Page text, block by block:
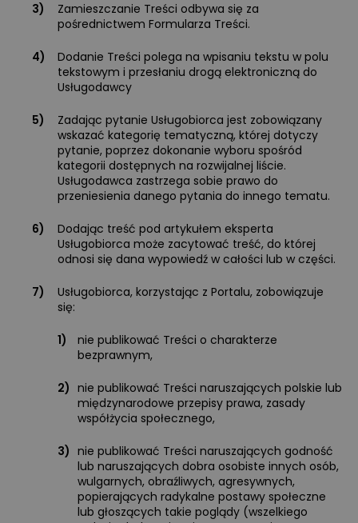
3)
Zamieszczanie Treści odbywa się za
pośrednictwem Formularza Treści.
4)
Dodanie Treści polega na wpisaniu tekstu w polu
tekstowym i przesłaniu drogą elektroniczną do
Usługodawcy
5)
Zadając pytanie Usługobiorca jest zobowiązany
wskazać kategorię tematyczną, której dotyczy
pytanie, poprzez dokonanie wyboru spośród
kategorii dostępnych na rozwijalnej liście.
Usługodawca zastrzega sobie prawo do
przeniesienia danego pytania do innego tematu.
6)
Dodając treść pod artykułem eksperta
Usługobiorca może zacytować treść, do której
odnosi się dana wypowiedź w całości lub w części.
7)
Usługobiorca, korzystając z Portalu, zobowiązuje
się:
1)
nie publikować Treści o charakterze
bezprawnym,
2) nie publikować Treści naruszających polskie lub
międzynarodowe przepisy prawa, zasady
współżycia społecznego,
3) nie publikować Treści naruszających godność
lub naruszających dobra osobiste innych osób,
wulgarnych, obraźliwych, agresywnych,
popierających radykalne postawy społeczne
lub głoszących takie poglądy (wszelkiego